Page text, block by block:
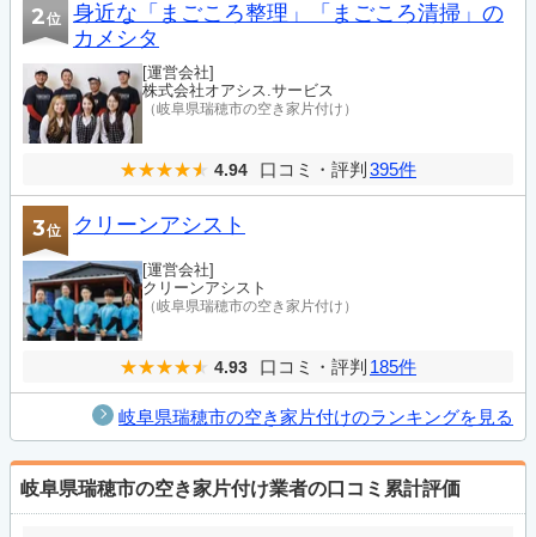
2位
身近な「まごころ整理」「まごころ清掃」の
カメシタ
[運営会社]
株式会社オアシス.サービス
（岐阜県瑞穂市の空き家片付け）
4.94 口コミ・評判 395件
3位 クリーンアシスト
[運営会社]
クリーンアシスト
（岐阜県瑞穂市の空き家片付け）
4.93 口コミ・評判 185件
岐阜県瑞穂市の空き家片付けのランキングを見る
岐阜県瑞穂市の空き家片付け業者の口コミ累計評価